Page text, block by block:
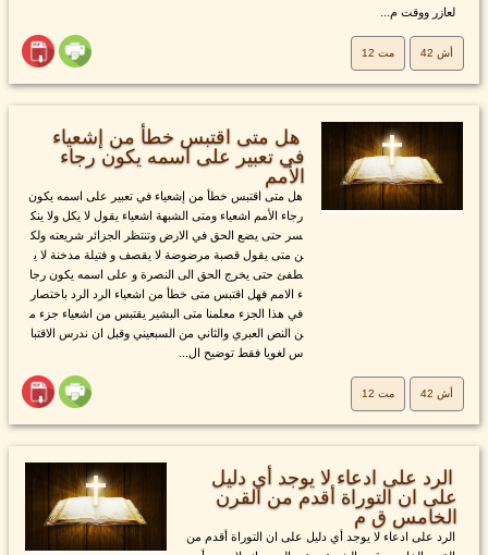
لعازر ووقت م...
أش 42 مت 12
هل متى اقتبس خطأ من إشعياء
في تعبير على اسمه يكون رجاء
الأمم
هل متى اقتبس خطأ من إشعياء في تعبير على اسمه يكون
رجاء الأمم اشعياء ومتى الشبهة اشعياء يقول لا يكل ولا ينك
سر حتى يضع الحق في الارض وتنتظر الجزائر شريعته ولك
ن متى يقول قصبة مرضوضة لا يقصف و فتيلة مدخنة لا ي
طفئ حتى يخرج الحق الى النصرة و على اسمه يكون رجا
ء الامم فهل اقتبس متى خطأ من اشعياء الرد الرد باختصار
في هذا الجزء معلمنا متى البشير يقتبس من اشعياء جزء م
ن النص العبري والثاني من السبعيني وقبل ان ندرس الاقتبا
س لغويا فقط توضيح ال...
أش 42 مت 12
الرد على ادعاء لا يوجد أي دليل
على ان التوراة أقدم من القرن
الخامس ق م
الرد على ادعاء لا يوجد أي دليل على ان التوراة أقدم من